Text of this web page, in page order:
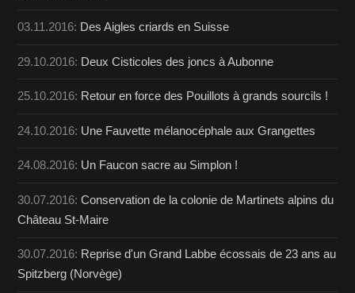
03.11.2016: Des Aigles criards en Suisse
29.10.2016: Deux Cisticoles des joncs à Aubonne
25.10.2016: Retour en force des Pouillots à grands sourcils !
24.10.2016: Une Fauvette mélanocéphale aux Grangettes
24.08.2016: Un Faucon sacre au Simplon !
30.07.2016:Conservation de la colonie de Martinets alpins du
Château St-Maire
30.07.2016: Reprise d'un Grand Labbe écossais de 23 ans au
Spitzberg (Norvège)